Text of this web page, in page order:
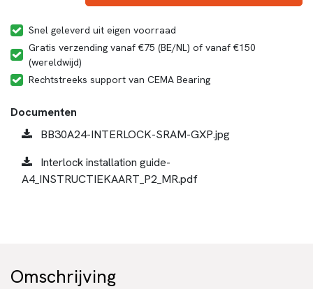
Snel geleverd uit eigen voorraad
Gratis verzending vanaf €75 (BE/NL) of vanaf €150
(wereldwijd)
Rechtstreeks support van CEMA Bearing
Documenten
BB30A24-INTERLOCK-SRAM-GXP.jpg
Interlock installation guide-
A4_INSTRUCTIEKAART_P2_MR.pdf
Omschrijving